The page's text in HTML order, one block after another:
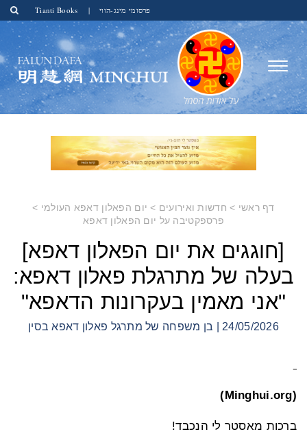
פרסומי מינג-הווי |
Tianti Books
דף ראשי > חדשות ואירועים > יום הפאלון דאפא העולמי >
פרספקטיבה על יום הפאלון דאפא
[חוגגים את יום הפאלון דאפא]
בעלה של מתרגלת פאלון דאפא:
"אני מאמין בעקרונות הדאפא"
24/05/2026 | בן משפחה של מתרגל פאלון דאפא בסין
(Minghui.org)
ברכות מאסטר לי הנכבד!